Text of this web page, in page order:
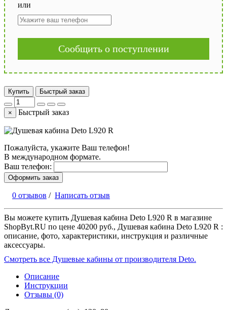
или
Сообщить о поступлении
Купить Быстрый заказ
× Быстрый заказ
Пожалуйста, укажите Ваш телефон!
В международном формате.
Ваш телефон:
Оформить заказ
0 отзывов / Написать отзыв
Вы можете купить Душевая кабина Deto L920 R в магазине
ShopByt.RU по цене 40200 руб., Душевая кабина Deto L920 R :
описание, фото, характеристики, инструкция и различные
аксессуары.
Смотреть все Душевые кабины от производителя Deto.
Описание
Инструкции
Отзывы (0)